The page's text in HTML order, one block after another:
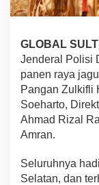
,
K
p
o
l
r
i
T
e
k
a
GLOBAL
Jenderal Polisi
panen raya
Pangan Zulkifli
Soeharto,
Ahmad Rizal
Amran.
Seluruhnya
Selatan, dan